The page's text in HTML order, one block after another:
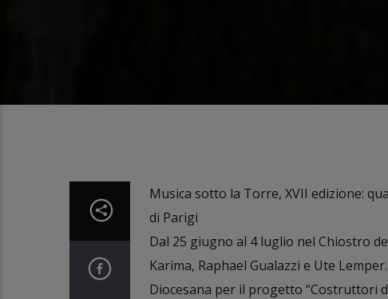
Musica sotto la Torre, XVII edizione:
di Parigi
Dal 25 giugno al 4 luglio nel Chiostro
Karima, Raphael Gualazzi e Ute
Diocesana per il progetto “Costruttori